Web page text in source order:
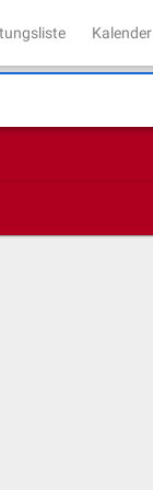
Kalender